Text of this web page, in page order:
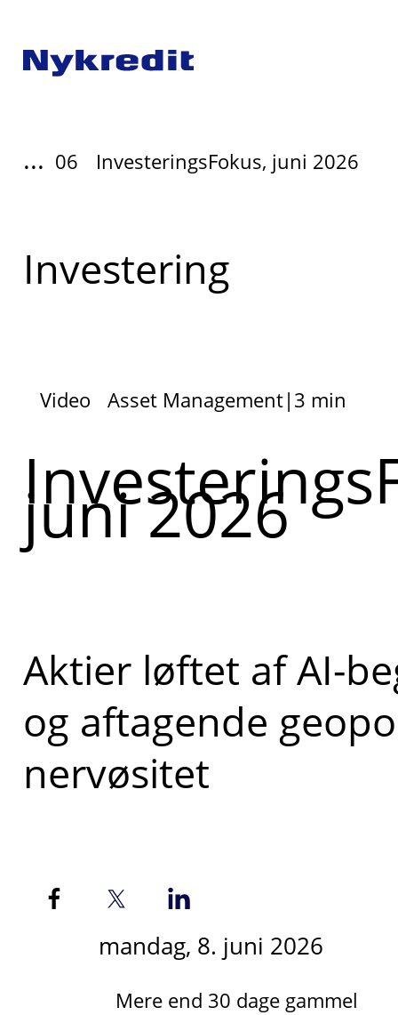
... 06 InvesteringsFokus, juni 2026
Investering
Video Asset Management|3 min
juni 2026
Aktier løftet af AI-
og aftagende
nervøsitet
mandag, 8. juni 2026
Mere end 30 dage gammel